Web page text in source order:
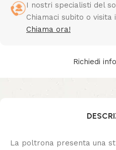
I nostri specialisti del
Chiamaci subito o visita
Chiama ora!
Richiedi
La poltrona presenta una